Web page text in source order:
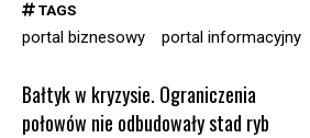
TAGS
portal biznesowy portal informacyjny
Bałtyk w kryzysie. Ograniczenia
połowów nie odbudowały stad ryb